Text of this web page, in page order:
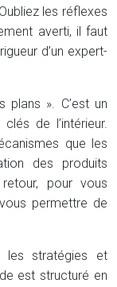
les réflexes
averti, il faut
d’un expert-
plans ». C’est un
de l’intérieur.
que les
des produits
pour vous
permettre de
les stratégies et
est structuré en